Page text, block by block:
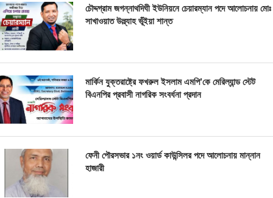
চৌদ্দগ্রাম জগন্নাথদিঘী ইউনিয়নে চেয়ারম্যান পদে আলোচনায় মোঃ
সাখাওয়াত উল্ল্যাহ ভূঁইয়া শান্ত
মার্কিন যুক্তরাষ্ট্রে ফখরুল ইসলাম এমপি’কে মেরিল্যান্ড স্টেট
বিএনপির প্রবাসী নাগরিক সংবর্ধনা প্রদান
ফেনী পৌরসভার ১নং ওয়ার্ড কাউন্সিলর পদে আলোচনায় মান্নান
হাজারী